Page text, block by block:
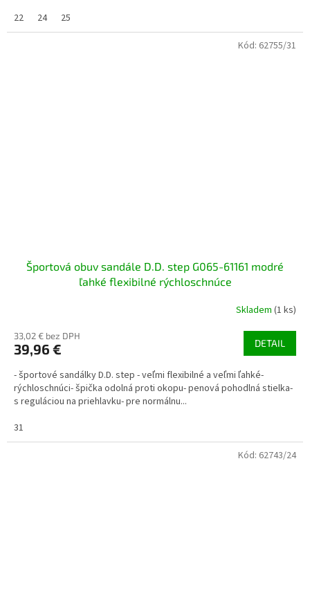
22
24 25
Športová obuv sandále D.D. step G065-61161 modré
ľahké flexibilné rýchloschnúce
Skladem (1 ks)
33,02 € bez DPH
39,96 € DETAIL
- športové sandálky D.D. step - veľmi flexibilné a veľmi ľahké-
rýchloschnúci- špička odolná proti okopu- penová pohodlná stielka-
s reguláciou na priehlavku- pre normálnu...
31
Kód: 62755/31
Kód: 62743/24